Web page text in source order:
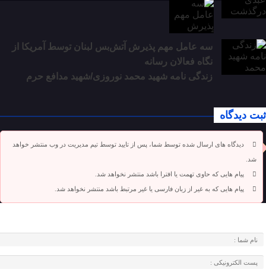
سه عامل مهم پذیرش آتش‌بس لبنان توسط آمریکا از
نگاه فعالان رسانه
زندگی نامه شهید محمد نوروزی/شهید مدافع حرم
ثبت دیدگاه
دیدگاه های ارسال شده توسط شما، پس از تایید توسط تیم مدیریت در وب منتشر خواهد
شد.
پیام هایی که حاوی تهمت یا افترا باشد منتشر نخواهد شد.
پیام هایی که به غیر از زبان فارسی یا غیر مرتبط باشد منتشر نخواهد شد.